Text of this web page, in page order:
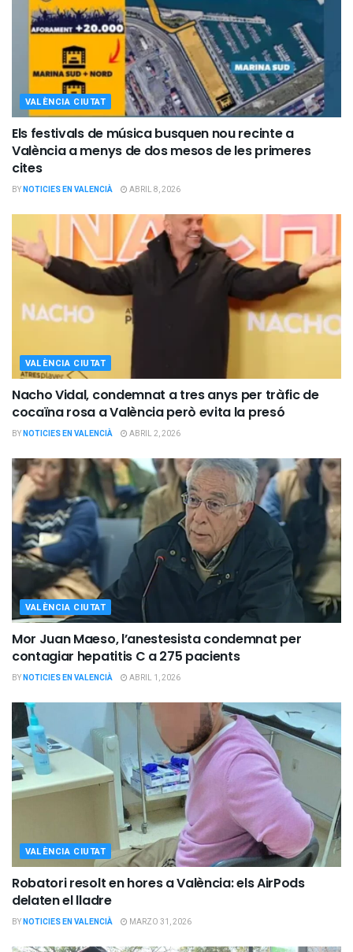
VALÈNCIA CIUTAT
Els festivals de música busquen nou recinte a
València a menys de dos mesos de les primeres
cites
BYNOTICIES EN VALENCIÀ ABRIL 8, 2026
VALÈNCIA CIUTAT
Nacho Vidal, condemnat a tres anys per tràfic de
cocaïna rosa a València però evita la presó
BYNOTICIES EN VALENCIÀ ABRIL 2, 2026
VALÈNCIA CIUTAT
Mor Juan Maeso, l’anestesista condemnat per
contagiar hepatitis C a 275 pacients
BYNOTICIES EN VALENCIÀ ABRIL 1, 2026
VALÈNCIA CIUTAT
Robatori resolt en hores a València: els AirPods
delaten el lladre
BYNOTICIES EN VALENCIÀ MARZO 31, 2026